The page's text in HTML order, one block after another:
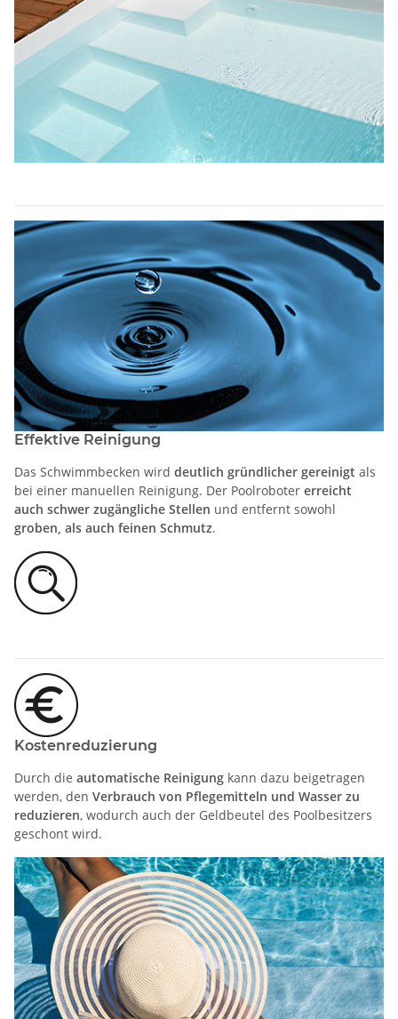
Effektive Reinigung
Das Schwimmbecken wird deutlich gründlicher gereinigt als
bei einer manuellen Reinigung. Der Poolroboter erreicht
auch schwer zugängliche Stellen und entfernt sowohl
groben, als auch feinen Schmutz.
Kostenreduzierung
Durch die automatische Reinigung kann dazu beigetragen
werden, den Verbrauch von Pflegemitteln und Wasser zu
reduzieren, wodurch auch der Geldbeutel des Poolbesitzers
geschont wird.